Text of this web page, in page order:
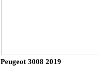
Peugeot 3008 2019